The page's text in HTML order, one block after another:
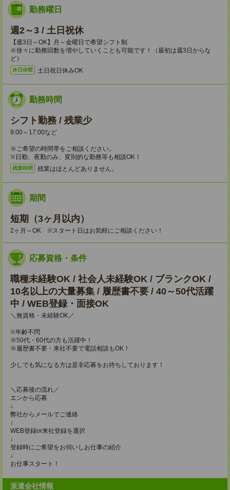
勤務曜日
週2～3 / 土日祝休
【週3日～OK】月～金曜日で希望シフト制
※徐々に勤務回数を増やしていくことも可能です！（最初は週3日からな
ど）
休日休暇 土日祝日休みOK
勤務時間
シフト勤務 / 残業少
9:00～17:00など
※ご希望の時間帯をご相談ください。
※日勤、夜勤のみ、変則的な勤務等も相談OK！
残業時間 残業はほとんどありません。
期間
短期（3ヶ月以内）
2ヶ月～OK ※スタート日はお気軽にご相談ください！
応募資格・条件
職種未経験OK / 社会人未経験OK / ブランクOK /
10名以上の大量募集 / 履歴書不要 / 40～50代活躍
中 / WEB登録・面接OK
＼無資格・未経験OK／
※年齢不問
※50代・60代の方も活躍中！
※履歴書不要・来社不要で電話相談もOK！
少しでも気になる方は是非応募をお待ちしております！
＼応募後の流れ／
エンから応募
↓
弊社からメールでご連絡
↓
WEB登録or来社登録を選択
↓
登録時にご希望をお伺いしお仕事の紹介
↓
お仕事スタート！
派遣会社情報